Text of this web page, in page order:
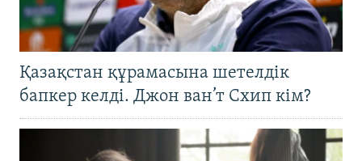
Қазақстан құрамасына шетелдік
бапкер келді. Джон ван’т Схип кім?